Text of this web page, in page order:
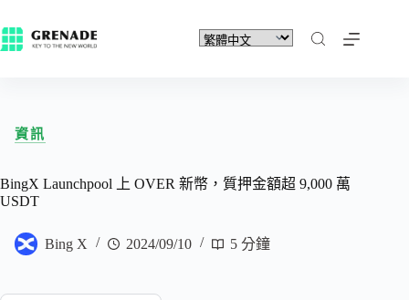
資訊
BingX Launchpool 上 OVER 新幣，質押金額超 9,000 萬
USDT
Bing X 2024/09/10 5 分鐘